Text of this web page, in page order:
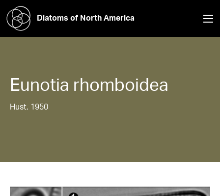
Diatoms of North America
Eunotia rhomboidea
Hust. 1950